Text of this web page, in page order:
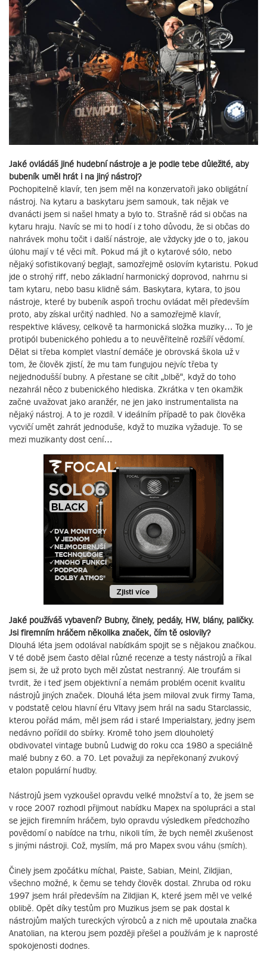
Jaké ovládáš jiné hudební nástroje a je podle tebe důležité, aby
bubeník uměl hrát i na jiný nástroj?
Pochopitelně klavír, ten jsem měl na konzervatoři jako obligátní
nástroj. Na kytaru a baskytaru jsem samouk, tak nějak ve
dvanácti jsem si našel hmaty a bylo to. Strašně rád si občas na
kytaru hraju. Navíc se mi to hodí i z toho důvodu, že si občas do
nahrávek mohu točit i další nástroje, ale vždycky jde o to, jakou
úlohu mají v té věci mít. Pokud má jít o kytarové sólo, nebo
nějaký sofistikovaný beglajt, samozřejmě oslovím kytaristu. Pokud
jde o strohý riff, nebo základní harmonický doprovod, nahrnu si
tam kytaru, nebo basu klidně sám. Baskytara, kytara, to jsou
nástroje, které by bubeník aspoň trochu ovládat měl především
proto, aby získal určitý nadhled. No a samozřejmě klavír,
respektive klávesy, celkově ta harmonická složka muziky… To je
protipól bubenického pohledu a to neuvěřitelně rozšíří vědomí.
Dělat si třeba komplet vlastní demáče je obrovská škola už v
tom, že člověk zjistí, že mu tam fungujou nejvíc třeba ty
nejjednodušší bubny. A přestane se cítit „blbě“, když do toho
nezahrál něco z bubenického hlediska. Zkrátka v ten okamžik
začne uvažovat jako aranžér, ne jen jako instrumentalista na
nějaký nástroj. A to je rozdíl. V ideálním případě to pak člověka
vycvičí umět zahrát jednoduše, když to muzika vyžaduje. To se
mezi muzikanty dost cení…
Jaké používáš vybavení? Bubny, činely, pedály, HW, blány, paličky.
Jsi firemním hráčem několika značek, čím tě oslovily?
Dlouhá léta jsem odolával nabídkám spojit se s nějakou značkou.
V té době jsem často dělal různé recenze a testy nástrojů a říkal
jsem si, že už proto bych měl zůstat nestranný. Ale troufám si
tvrdit, že i teď jsem objektivní a nemám problém ocenit kvalitu
nástrojů jiných značek. Dlouhá léta jsem miloval zvuk firmy Tama,
v podstatě celou hlavní éru Vltavy jsem hrál na sadu Starclassic,
kterou pořád mám, měl jsem rád i staré Imperialstary, jedny jsem
nedávno pořídil do sbírky. Kromě toho jsem dlouholetý
obdivovatel vintage bubnů Ludwig do roku cca 1980 a speciálně
malé bubny z 60. a 70. Let považuji za nepřekonaný zvukový
etalon populární hudby.
Nástrojů jsem vyzkoušel opravdu velké množství a to, že jsem se
v roce 2007 rozhodl přijmout nabídku Mapex na spolupráci a stal
se jejich firemním hráčem, bylo opravdu výsledkem předchozího
povědomí o nabídce na trhu, nikoli tím, že bych neměl zkušenost
s jinými nástroji. Což, myslím, má pro Mapex svou váhu (smích).
Činely jsem zpočátku míchal, Paiste, Sabian, Meinl, Zildjian,
všechno možné, k čemu se tehdy člověk dostal. Zhruba od roku
1997 jsem hrál především na Zildjian K, které jsem měl ve velké
oblibě. Opět díky testům pro Muzikus jsem se pak dostal k
nástrojům malých tureckých výrobců a z nich mě upoutala značka
Anatolian, na kterou jsem později přešel a používám je k naprosté
spokojenosti dodnes.